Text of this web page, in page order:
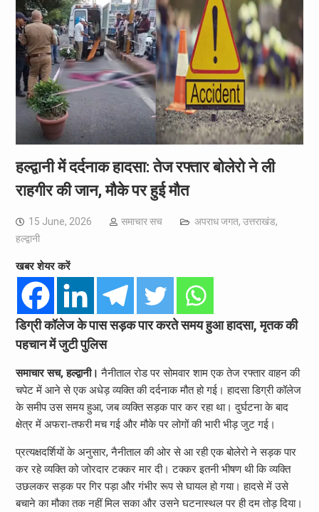
हल्द्वानी में दर्दनाक हादसा: तेज रफ्तार बोलेरो ने ली
राहगीर की जान, मौके पर हुई मौत
15 June, 2026 समाचार सच अपराध जगत, उत्तराखंड,
हल्द्वानी
खबर शेयर करें
डिग्री कॉलेज के पास सड़क पार करते समय हुआ हादसा, मृतक की
पहचान में जुटी पुलिस
समाचार सच, हल्द्वानी। नैनीताल रोड पर सोमवार शाम एक तेज रफ्तार वाहन की
चपेट में आने से एक अधेड़ व्यक्ति की दर्दनाक मौत हो गई। हादसा डिग्री कॉलेज
के समीप उस समय हुआ, जब व्यक्ति सड़क पार कर रहा था। दुर्घटना के बाद
क्षेत्र में अफरा-तफरी मच गई और मौके पर लोगों की भारी भीड़ जुट गई।
प्रत्यक्षदर्शियों के अनुसार, नैनीताल की ओर से आ रही एक बोलेरो ने सड़क पार
कर रहे व्यक्ति को जोरदार टक्कर मार दी। टक्कर इतनी भीषण थी कि व्यक्ति
उछलकर सड़क पर गिर पड़ा और गंभीर रूप से घायल हो गया। हादसे में उसे
बचाने का मौका तक नहीं मिल सका और उसने घटनास्थल पर ही दम तोड़ दिया।